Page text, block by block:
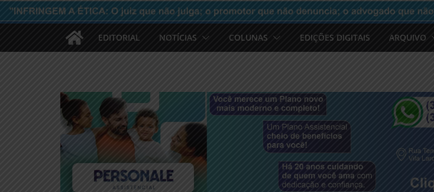
EDITORIAL NOTÍCIAS COLUNAS EDIÇÕES DIGITAIS ARQUIVO